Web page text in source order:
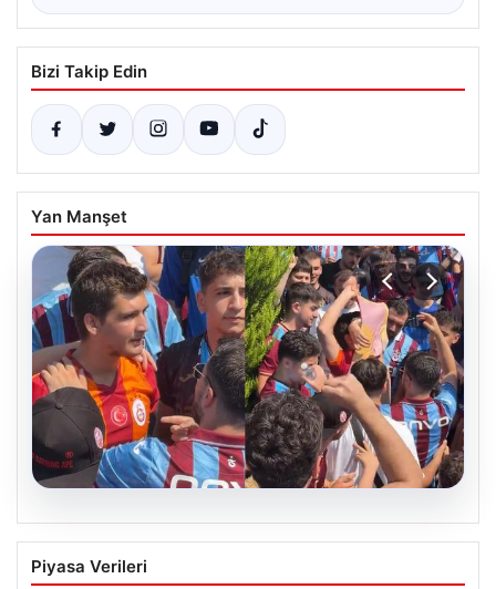
Bizi Takip Edin
Yan Manşet
05.08.2026
Mohamed Salah’ı karşılamaya gelen
Galatasaraylı taraftarı pişman ettiler!
Piyasa Verileri